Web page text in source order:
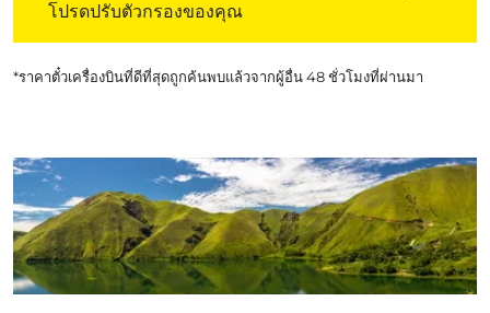
โปรดปรับตัวกรองของคุณ
*ราคาตั๋วเครื่องบินที่ดีที่สุดถูกค้นพบแล้วจากผู้อื่น 48 ชั่วโมงที่ผ่านมา